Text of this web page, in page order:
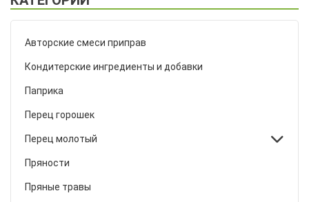
Авторские смеси приправ
Кондитерские ингредиенты и добавки
Паприка
Перец горошек
Перец молотый
Пряности
Пряные травы